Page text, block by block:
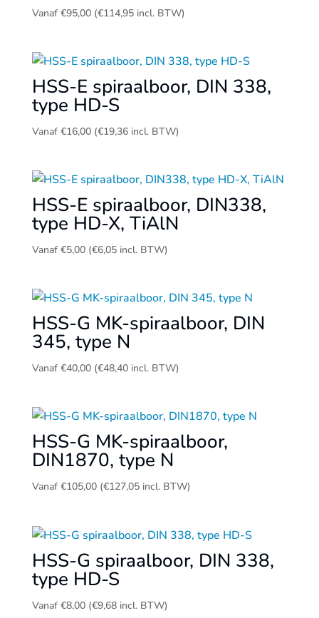
Vanaf €95,00 (€114,95incl. BTW)
HSS-E spiraalboor, DIN 338,
type HD-S
Vanaf €16,00 (€19,36incl. BTW)
HSS-E spiraalboor, DIN338,
type HD-X, TiAlN
Vanaf €5,00 (€6,05incl. BTW)
HSS-G MK-spiraalboor, DIN
345, type N
Vanaf €40,00 (€48,40incl. BTW)
HSS-G MK-spiraalboor,
DIN1870, type N
Vanaf €105,00 (€127,05incl. BTW)
HSS-G spiraalboor, DIN 338,
type HD-S
Vanaf €8,00 (€9,68incl. BTW)